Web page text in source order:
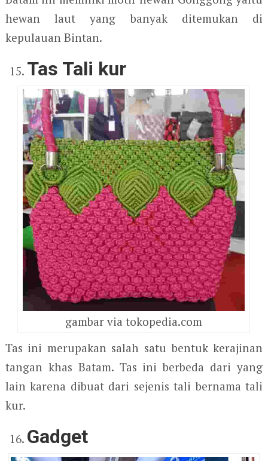
hewan laut yang banyak ditemukan di
kepulauan Bintan.
Tas Tali kur
gambar via tokopedia.com
Tas ini merupakan salah satu bentuk kerajinan
tangan khas Batam. Tas ini berbeda dari yang
lain karena dibuat dari sejenis tali bernama tali
kur.
Gadget